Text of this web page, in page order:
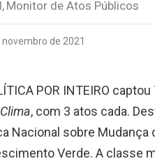
, Monitor de Atos Públicos
novembro de 2021
POR INTEIRO
, com 3 atos cada.
Nacional sobre Mudança
Verde. A classe